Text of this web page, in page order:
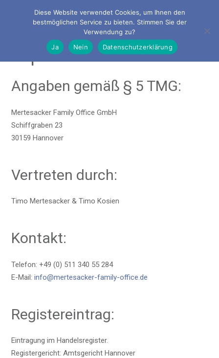
Impressum
Angaben gemäß § 5 TMG:
Mertesacker Family Office GmbH
Schiffgraben 23
30159 Hannover
Vertreten durch:
Timo Mertesacker & Timo Kosien
Kontakt:
Telefon: +49 (0) 511 340 55 284
E-Mail: info@mertesacker-family-office.de
Registereintrag:
Eintragung im Handelsregister.
Registergericht: Amtsgericht Hannover
Diese Website verwendet Cookies, um Ihnen den
bestmöglichen Service zu bieten. Stimmen Sie der
Verwendung zu?
Ja
Nein Datenschutzerklärung